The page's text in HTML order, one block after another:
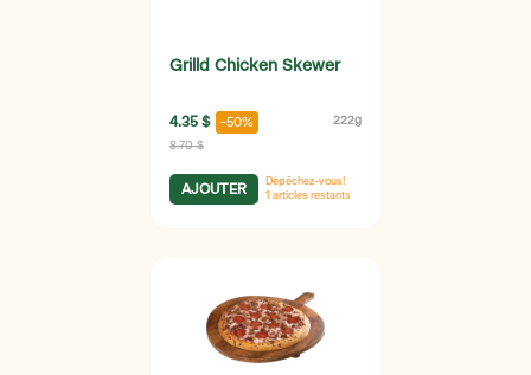
Grilld Chicken Skewer
4.35 $ -50% 222g
8.70 $
AJOUTER
Dépêchez-vous!
1 articles restants